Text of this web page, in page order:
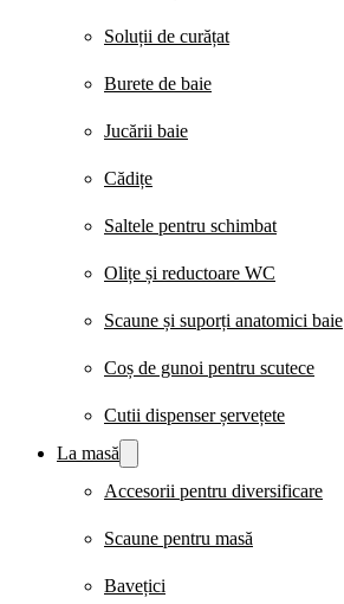
Soluții de curățat
Burete de baie
Jucării baie
Cădițe
Saltele pentru schimbat
Olițe și reductoare WC
Scaune și suporți anatomici baie
Coș de gunoi pentru scutece
Cutii dispenser șervețete
La masă
Accesorii pentru diversificare
Scaune pentru masă
Bavețici